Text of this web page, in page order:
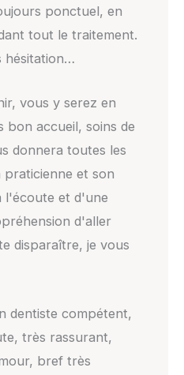
ponctuel, en
tout le traitement.
hésitation…
vous y serez en
bon accueil, soins de
donnera toutes les
praticienne et son
l'écoute et d'une
d'aller
disparaître, je vous
dentiste compétent,
très rassurant,
bref très